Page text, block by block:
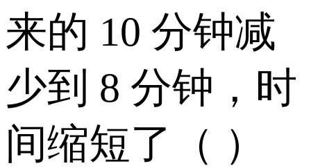
来的 10 分钟减
少到 8 分钟，时
间缩短了（ ）